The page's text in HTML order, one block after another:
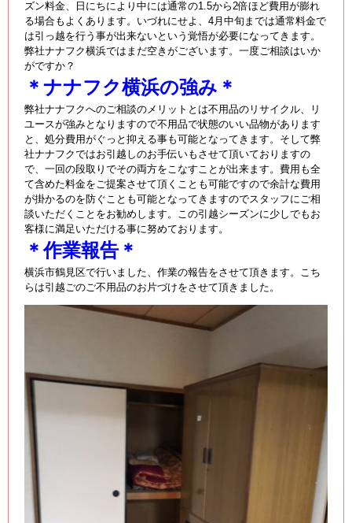
ズン料金、日にちにより中には通常の1.5から2倍ほど費用が膨れ
る場合もよくあります。いづれにせよ、4月中旬までは通常料金で
は引っ越を行う事が出来ないという覚悟が必要になってきます。
弊社ナナフク横浜ではまだ空きがございます。一度ご相談はいか
がですか？
＊ナナフク横浜の強み＊
弊社ナナフクへのご相談のメリットとは不用品のリサイクル、リ
ユースが強みとなりますので不用品で状態のいい品物があります
と、処分費用がぐっと抑える事も可能となってきます。そして弊
社ナナフクではお引越しのお手伝いもさせて頂いておりますの
で、一回の段取りでその両方をこなすことが出来ます。費用も全
て含めた料金をご提案させて頂くことも可能ですので余計な費用
が掛かるのを防ぐことも可能となってきますのでスタッフにご相
談いただくことをお勧めします。この引越シーズンに少しでもお
客様に満足いただける事に努めております。
＊作業報告＊
横浜市鶴見区で行いました、作業の報告をさせて頂きます。こち
らは引越ごのご不用品のお片づけをさせて頂きました。